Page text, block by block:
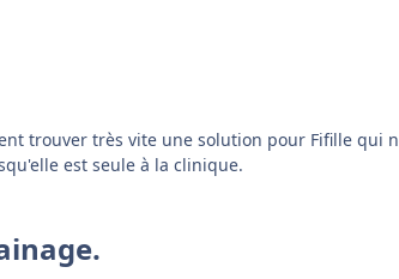
trouver très vite une solution pour Fifille qui
est seule à la clinique.